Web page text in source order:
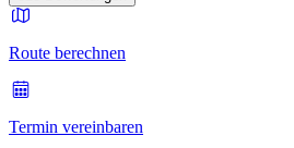
Route berechnen
Termin vereinbaren